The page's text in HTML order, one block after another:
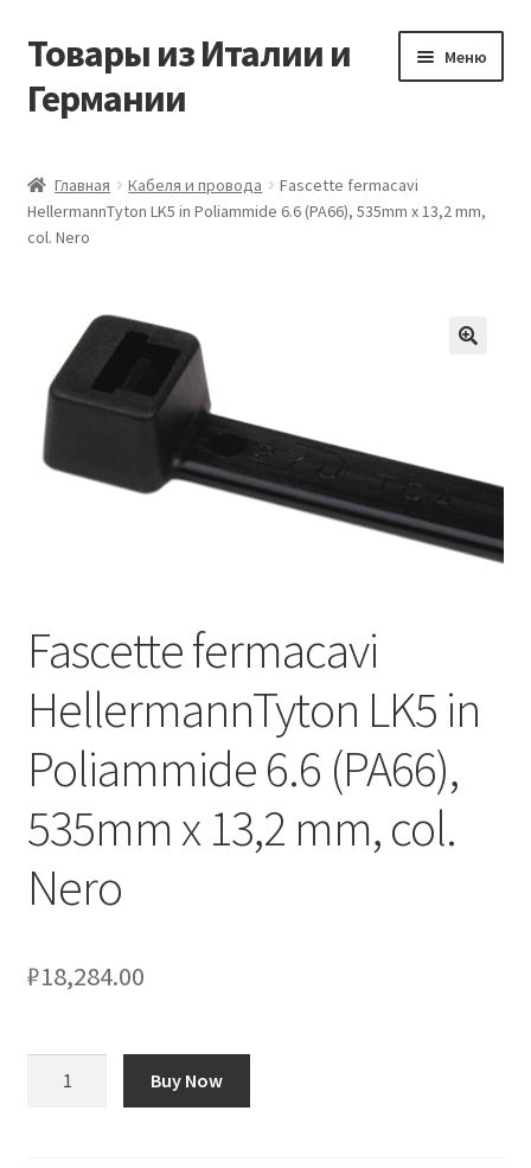
Перейти
навигации
Перейти
содержимому
Товары из Италии и
Германии
Меню
Виды доставки
Контакты
Корзина
Мой аккаунт
Подтверждение заказа
Скидки
Сотрудничество
Главная Кабеля и провода
Fascette fermacavi
HellermannTyton LK5 in Poliammide 6.6 (PA66), 535mm x 13,2 mm,
col. Nero
Fascette fermacavi
HellermannTyton LK5 in
Poliammide 6.6 (PA66),
535mm x 13,2 mm, col.
Nero
₽18,284.00
Buy Now